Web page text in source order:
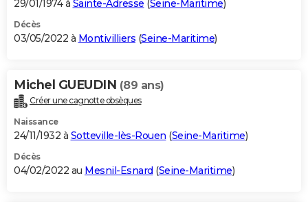
29/01/1974 à Sainte-Adresse (Seine-Maritime)
Décès
03/05/2022 à Montivilliers (Seine-Maritime)
Michel GUEUDIN (89 ans)
Créer une cagnotte obsèques
Naissance
24/11/1932 à Sotteville-lès-Rouen (Seine-Maritime)
Décès
04/02/2022 au Mesnil-Esnard (Seine-Maritime)